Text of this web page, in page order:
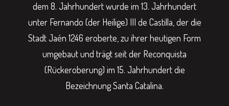
dem 8. Jahrhundert wurde im 13. Jahrhundert
unter Fernando (der Heilige) III de Castilla, der die
Stadt Jaén 1246 eroberte, zu ihrer heutigen Form
umgebaut und trägt seit der Reconquista
(Rückeroberung) im 15. Jahrhundert die
Bezeichnung Santa Catalina.